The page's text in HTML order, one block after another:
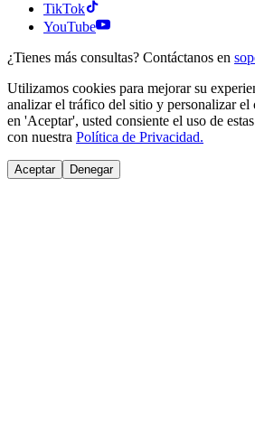
TikTok
YouTube
¿Tienes más consultas? Contáctanos en
Utilizamos cookies para mejorar su
analizar el tráfico del sitio y personalizar
en 'Aceptar', usted consiente el uso de
con nuestra Política de Privacidad.
Aceptar Denegar